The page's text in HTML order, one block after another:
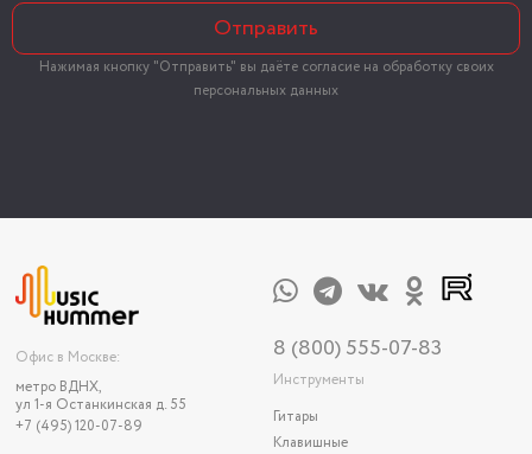
Отправить
Нажимая кнопку "Отправить" вы даёте согласие на обработку своих
персональных данных
Офис в Москве:
метро ВДНХ,
ул 1-я Останкинская д. 55
+7 (495) 120-07-89
8 (800) 555-07-83
Инструменты
Гитары
Клавишные